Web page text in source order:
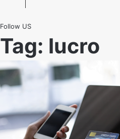
Follow US
Tag: lucro